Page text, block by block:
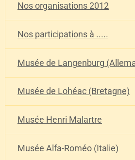
Nos organisations 2012
Nos participations à .....
Musée de Langenburg
Musée de Lohéac (Bretagne)
Musée Henri Malartre
Musée Alfa-Roméo (Italie)